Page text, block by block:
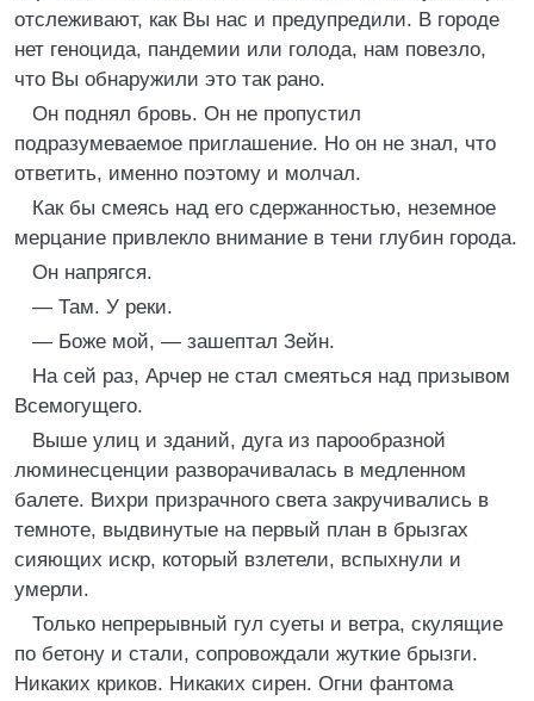
отслеживают, как Вы нас и предупредили. В городе
нет геноцида, пандемии или голода, нам повезло,
что Вы обнаружили это так рано.
Он поднял бровь. Он не пропустил
подразумеваемое приглашение. Но он не знал, что
ответить, именно поэтому и молчал.
Как бы смеясь над его сдержанностью, неземное
мерцание привлекло внимание в тени глубин города.
Он напрягся.
— Там. У реки.
— Боже мой, — зашептал Зейн.
На сей раз, Арчер не стал смеяться над призывом
Всемогущего.
Выше улиц и зданий, дуга из парообразной
люминесценции разворачивалась в медленном
балете. Вихри призрачного света закручивались в
темноте, выдвинутые на первый план в брызгах
сияющих искр, который взлетели, вспыхнули и
умерли.
Только непрерывный гул суеты и ветра, скулящие
по бетону и стали, сопровождали жуткие брызги.
Никаких криков. Никаких сирен. Огни фантома